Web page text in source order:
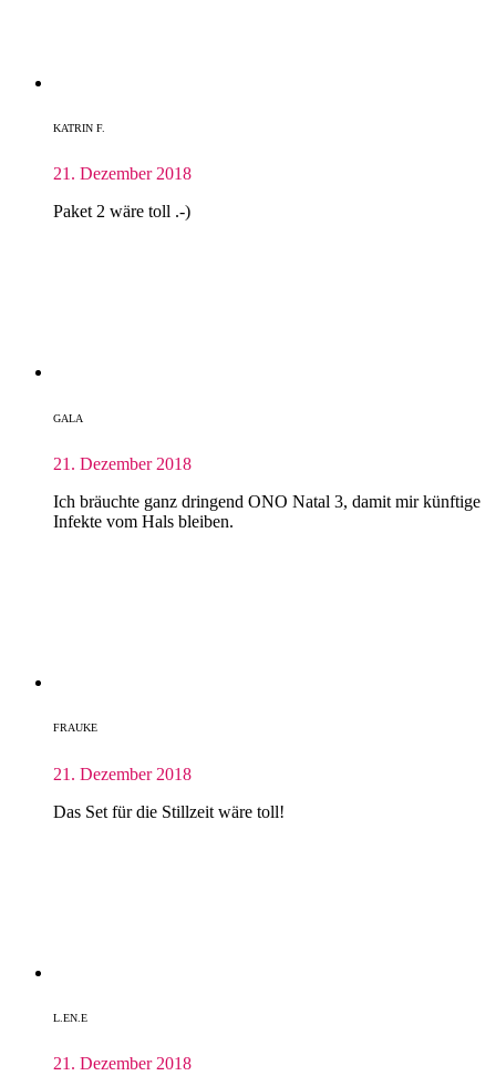
KATRIN F.
21. Dezember 2018
Paket 2 wäre toll .-)
GALA
21. Dezember 2018
Ich bräuchte ganz dringend ONO Natal 3, damit mir künftige
Infekte vom Hals bleiben.
FRAUKE
21. Dezember 2018
Das Set für die Stillzeit wäre toll!
L.EN.E
21. Dezember 2018